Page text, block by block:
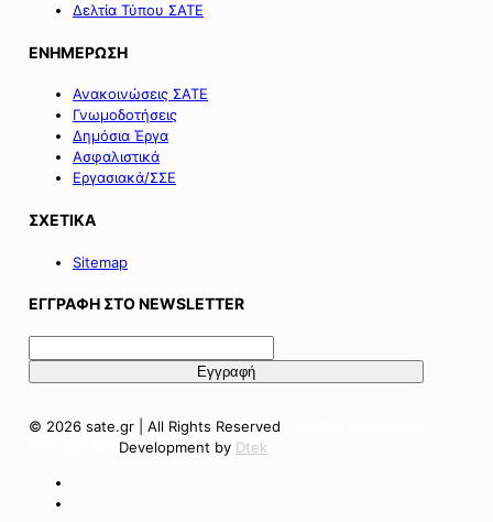
Δελτία Τύπου ΣΑΤΕ
ΕΝΗΜΕΡΩΣΗ
Ανακοινώσεις ΣΑΤΕ
Γνωμοδοτήσεις
Δημόσια Έργα
Ασφαλιστικά
Εργασιακά/ΣΣΕ
ΣΧΕΤΙΚΑ
Sitemap
ΕΓΓΡΑΦΗ ΣΤΟ NEWSLETTER
© 2026 sate.gr | All Rights Reserved
Development by Dtek